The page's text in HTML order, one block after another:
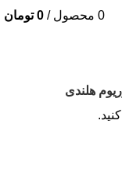
0 محصول /
0 تومان
هلندی